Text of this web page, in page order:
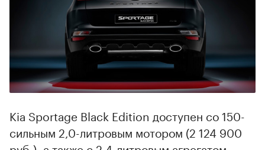
Kia Sportage Black Edition доступен со 150-
сильным 2,0-литровым мотором (2 124 900